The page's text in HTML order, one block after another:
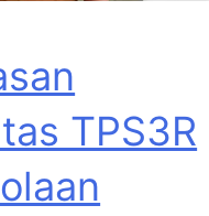
TPS3R